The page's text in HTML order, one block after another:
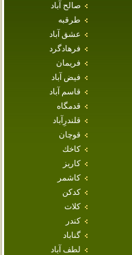
صالح آباد
طرقبه
عشق آباد
فرهادگرد
فريمان
فيض آباد
قاسم آباد
قدمگاه
قلندرِآباد
قوچان
كاخك
كاريز
كاشمر
كدكن
كلات
كندر
گناباد
لطف آباد